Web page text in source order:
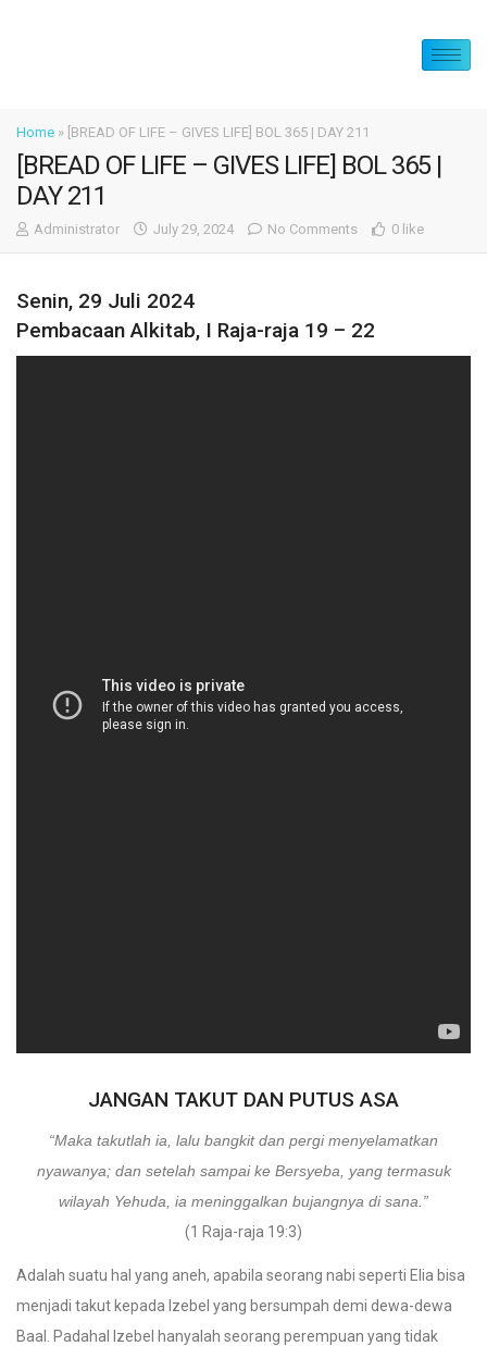
Home » [BREAD OF LIFE – GIVES LIFE] BOL 365 | DAY 211
[BREAD OF LIFE – GIVES LIFE] BOL 365 |
DAY 211
Administrator July 29, 2024 No Comments 0 like
Senin, 29 Juli 2024
Pembacaan Alkitab, I Raja-raja 19 – 22
JANGAN TAKUT DAN PUTUS ASA
“Maka takutlah ia, lalu bangkit dan pergi menyelamatkan
nyawanya; dan setelah sampai ke Bersyeba, yang termasuk
wilayah Yehuda, ia meninggalkan bujangnya di sana.”
(1 Raja-raja 19:3)
Adalah suatu hal yang aneh, apabila seorang nabi seperti Elia bisa
menjadi takut kepada Izebel yang bersumpah demi dewa-dewa
Baal. Padahal Izebel hanyalah seorang perempuan yang tidak